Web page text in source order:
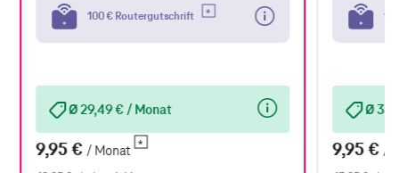
100 € Routergutschrift
9,95 € / Monat
Ø 29,49 € / Monat
9,95 € /
Ø